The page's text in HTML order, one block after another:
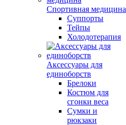
Спортивная медицина
Суппорты
Тейпы
Холодотерапия
Аксессуары для
единоборств
Брелоки
Костюм для
сгонки веса
Сумки и
рюкзаки